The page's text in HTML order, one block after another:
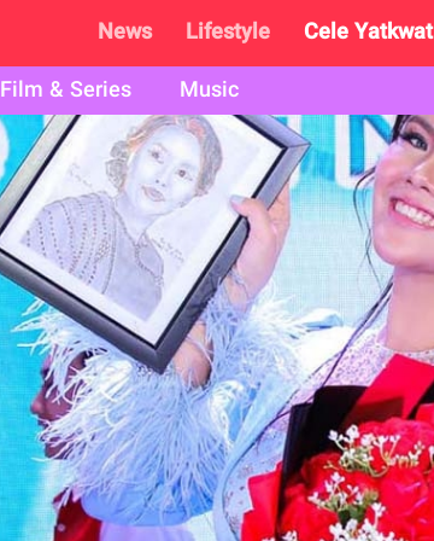
News Lifestyle Cele Yatkwat
Film & Series Music